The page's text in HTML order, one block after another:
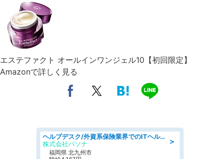
エステファクト オールインワンジェル10【初回限定】
Amazonで詳しく見る
＞
ヘルプデスク/外資系保険業界でのITヘルプデスク業務/駅近/即日勤務可/ヘルプデスク
株式会社パソナ
福岡県 北九州市